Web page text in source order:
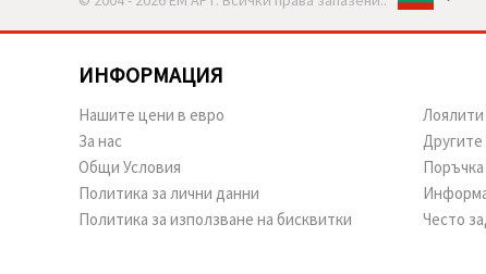
ИНФОРМАЦИЯ
Нашите цени в евро
За нас
Общи Условия
Политика за лични данни
Политика за използване на бисквитки
Другите
Често